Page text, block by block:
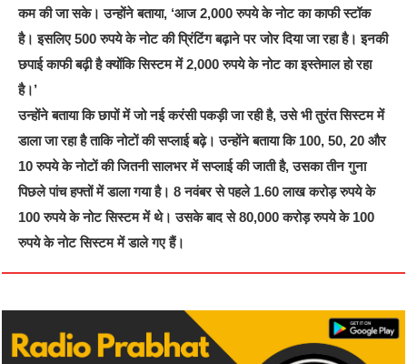
कम की जा सके। उन्होंने बताया, ‘आज 2,000 रुपये के नोट का काफी स्टॉक
है। इसलिए 500 रुपये के नोट की प्रिंटिंग बढ़ाने पर जोर दिया जा रहा है। इनकी
छपाई काफी बढ़ी है क्योंकि सिस्टम में 2,000 रुपये के नोट का इस्तेमाल हो रहा
है।’
उन्होंने बताया कि छापों में जो नई करंसी पकड़ी जा रही है, उसे भी तुरंत सिस्टम में
डाला जा रहा है ताकि नोटों की सप्लाई बढ़े। उन्होंने बताया कि 100, 50, 20 और
10 रुपये के नोटों की जितनी सालभर में सप्लाई की जाती है, उसका तीन गुना
पिछले पांच हफ्तों में डाला गया है। 8 नवंबर से पहले 1.60 लाख करोड़ रुपये के
100 रुपये के नोट सिस्टम में थे। उसके बाद से 80,000 करोड़ रुपये के 100
रुपये के नोट सिस्टम में डाले गए हैं।